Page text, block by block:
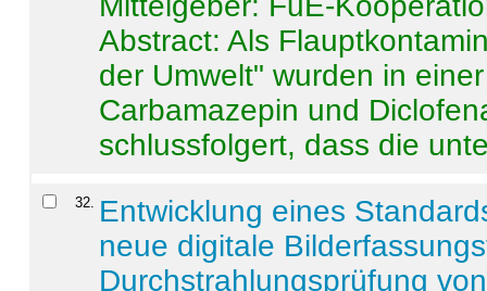
Abstract:Als
der Umwelt" wurden in
Carbamazepin und
schlussfolgert, dass die
32. Entwicklung eines
neue digitale
Durchstrahlungsprüfung